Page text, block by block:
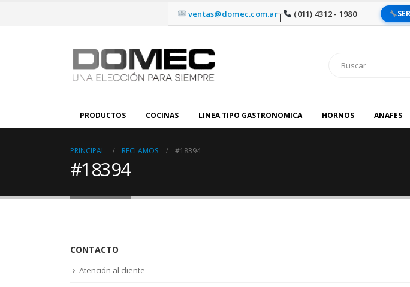
ventas@domec.com.ar| (011) 4312 - 1980
PRODUCTOS COCINAS LINEA TIPO GASTRONOMICA HORNOS ANAFES
PRINCIPAL RECLAMOS #18394
#18394
CONTACTO
Atención al cliente